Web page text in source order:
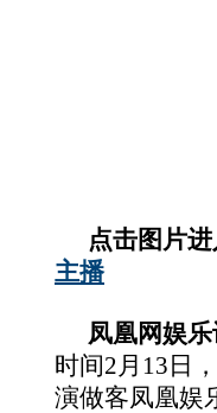
点击图片进
主播
凤凰网娱
时间2月13日
演做客凤凰娱